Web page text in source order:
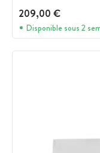
209,00 €
Disponible sous 2